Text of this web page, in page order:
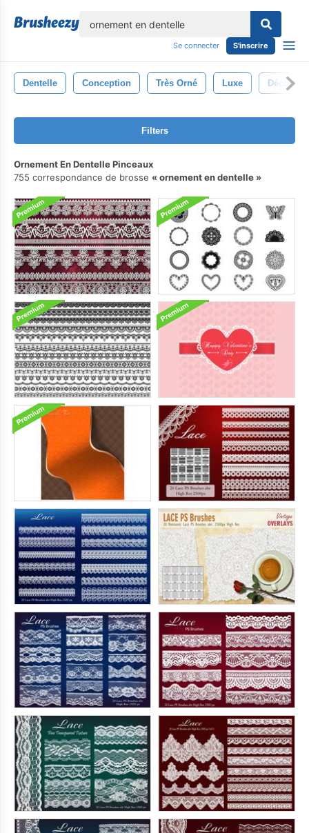
Se connecter S'inscrire
Dentelle Conception Très Orné Luxe
Filters
Ornement En Dentelle Pinceaux
755 correspondance de brosse
ornement en dentelle